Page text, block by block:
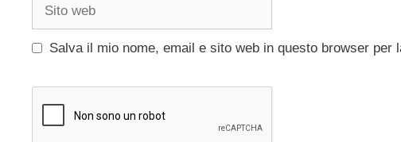
Salva il mio nome, email e sito web in questo browser per